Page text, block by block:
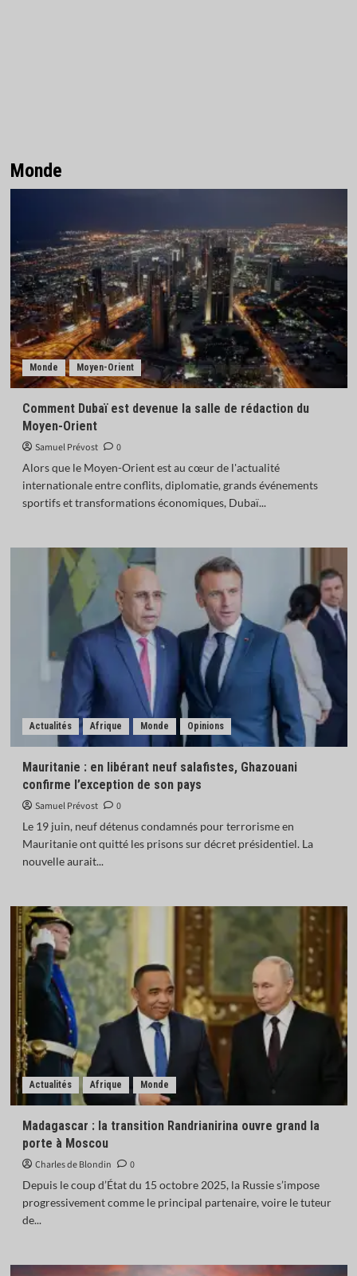
Monde
Monde Moyen-Orient
Comment Dubaï est devenue la salle de rédaction du
Moyen-Orient
Samuel Prévost
0
Alors que le Moyen-Orient est au cœur de l'actualité
internationale entre conflits, diplomatie, grands événements
sportifs et transformations économiques, Dubaï...
Actualités Afrique Monde Opinions
Mauritanie : en libérant neuf salafistes, Ghazouani
confirme l’exception de son pays
Samuel Prévost
0
Le 19 juin, neuf détenus condamnés pour terrorisme en
Mauritanie ont quitté les prisons sur décret présidentiel. La
nouvelle aurait...
Actualités Afrique Monde
Madagascar : la transition Randrianirina ouvre grand la
porte à Moscou
Charles de Blondin
0
Depuis le coup d’État du 15 octobre 2025, la Russie s’impose
progressivement comme le principal partenaire, voire le tuteur
de...